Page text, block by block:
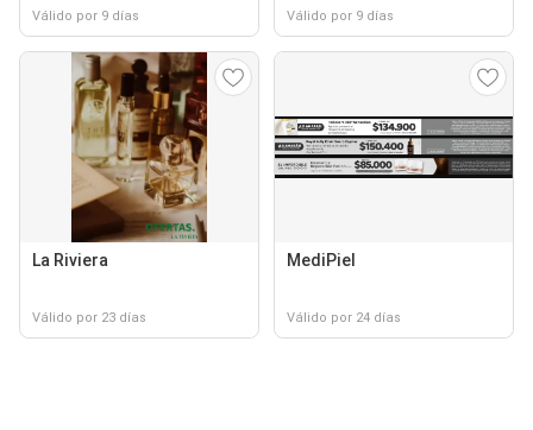
Válido por 9 días Válido por 9 días
La Riviera
Válido por 23 días
MediPiel
Válido por 24 días